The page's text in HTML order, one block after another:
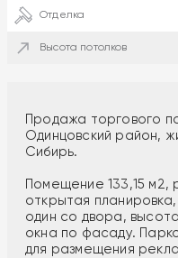
Отделка
Высота потолков
Продажа торгового
Одинцовский район,
Сибирь.
Помещение 133,15 м2,
открытая
один со двора,
окна по фасаду.
для размещения